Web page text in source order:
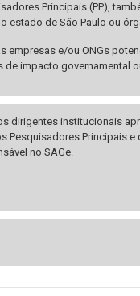
Principais (PP),
estado de São Paulo ou
e/ou ONGs
impacto governamental
dirigentes institucionais
Pesquisadores Principais
no SAGe.